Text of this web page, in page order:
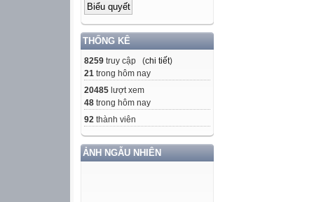
THỐNG KÊ
8259 truy cập (chi tiết)
21 trong hôm nay
20485 lượt xem
48 trong hôm nay
92 thành viên
ẢNH NGẪU NHIÊN